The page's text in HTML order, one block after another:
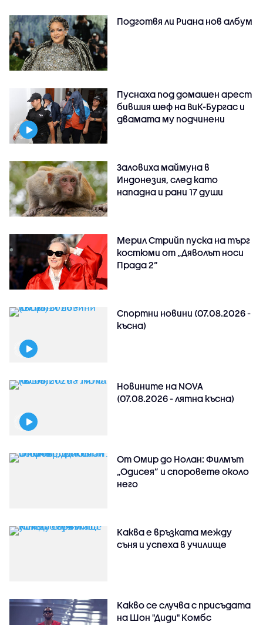
Подготвя ли Риана нов албум
Пуснаха под домашен арест
бившия шеф на ВиК-Бургас и
двамата му подчинени
Заловиха маймуна в
Индонезия, след като
нападна и рани 17 души
Мерил Стрийп пуска на търг
костюми от „Дяволът носи
Прада 2“
Спортни новини (07.08.2026 -
късна)
Новините на NOVA
(07.08.2026 - лятна късна)
От Омир до Нолан: Филмът
„Одисея” и споровете около
него
Каква е връзката между
съня и успеха в училище
Какво се случва с присъдата
на Шон "Диди" Комбс